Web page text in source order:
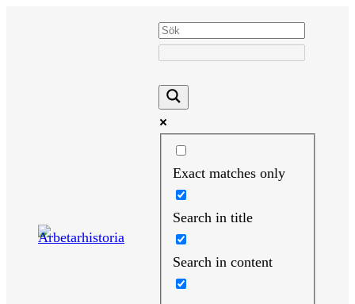
Exact matches only
Search in title
Search in content